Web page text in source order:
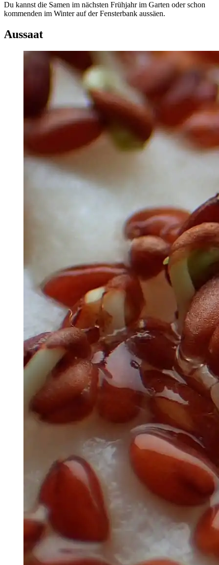
Du kannst die Samen im nächsten Frühjahr im Garten oder schon
kommenden im Winter auf der Fensterbank aussäen.
Aussaat